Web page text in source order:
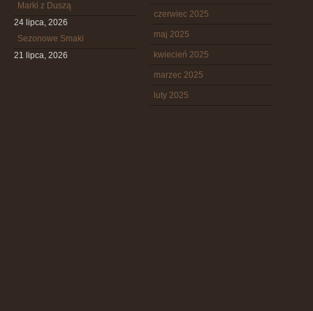
Marki z Duszą
24 lipca, 2026
Sezonowe Smaki
21 lipca, 2026
czerwiec 2025
maj 2025
kwiecień 2025
marzec 2025
luty 2025